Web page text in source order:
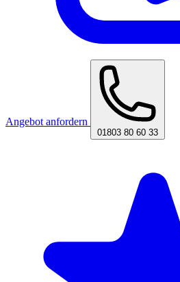
Angebot anfordern
01803 80 60 33